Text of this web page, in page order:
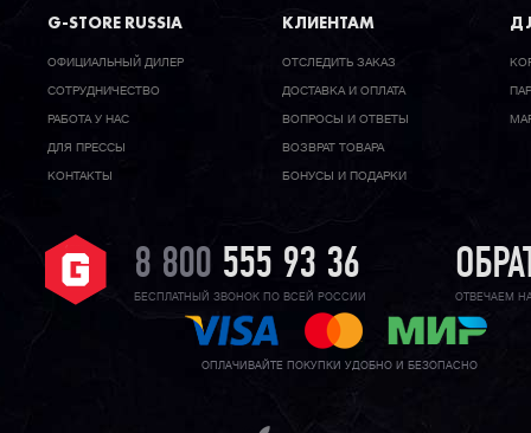
G-STORE RUSSIA
ОФИЦИАЛЬНЫЙ ДИЛЕР
CОТРУДНИЧЕСТВО
РАБОТА У НАС
ДЛЯ ПРЕССЫ
КОНТАКТЫ
КЛИЕНТАМ
ОТСЛЕДИТЬ ЗАКАЗ
ДОСТАВКА И ОПЛАТА
ВОПРОСЫ И ОТВЕТЫ
ВОЗВРАТ ТОВАРА
БОНУСЫ И ПОДАРКИ
8 800 555 93 36
БЕСПЛАТНЫЙ ЗВОНОК ПО ВСЕЙ РОССИИ ОТВЕЧАЕМ
ОПЛАЧИВАЙТЕ ПОКУПКИ УДОБНО И БЕЗОПАСНО